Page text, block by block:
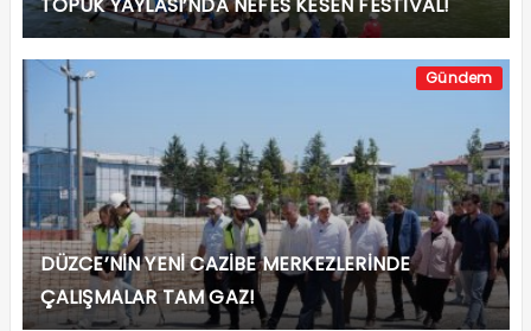
Gündem
DÜZCE’NİN YENİ CAZİBE MERKEZLERİNDE
ÇALIŞMALAR TAM GAZ!